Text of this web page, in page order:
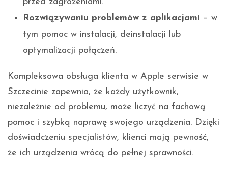
Rozwiązywaniu problemów z aplikacjami – w
tym pomoc w instalacji, deinstalacji lub
optymalizacji połączeń.
Kompleksowa obsługa klienta w Apple serwisie w
Szczecinie zapewnia, że każdy użytkownik,
niezależnie od problemu, może liczyć na fachową
pomoc i szybką naprawę swojego urządzenia. Dzięki
doświadczeniu specjalistów, klienci mają pewność,
że ich urządzenia wrócą do pełnej sprawności.